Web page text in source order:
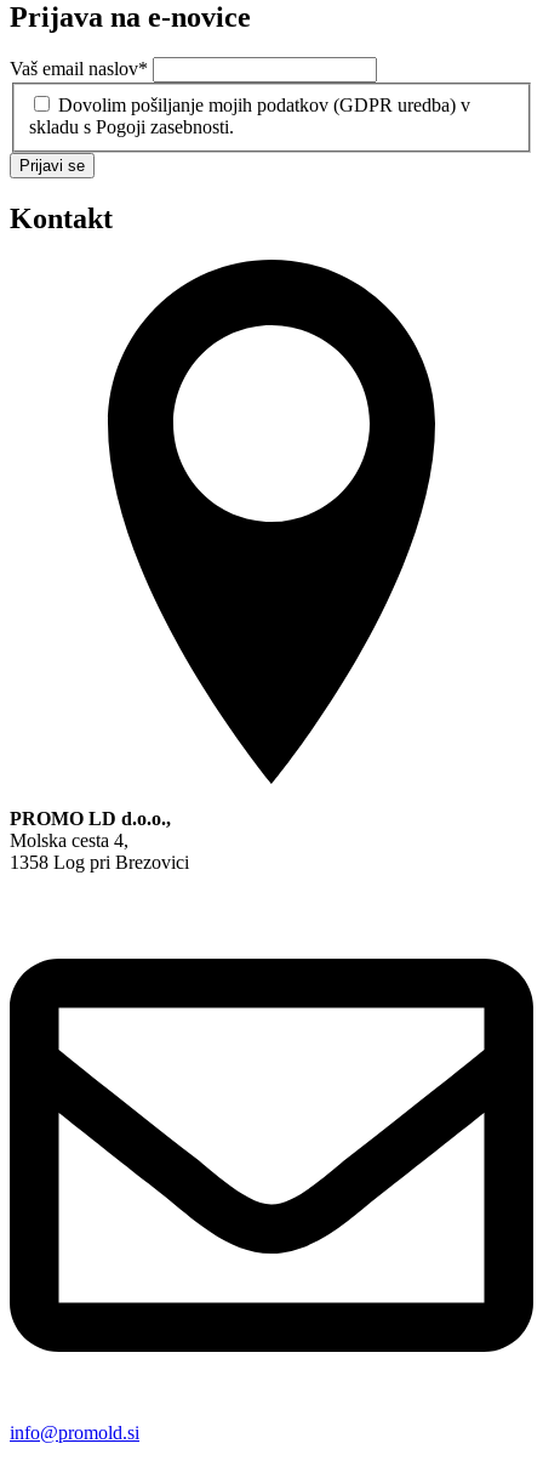
Prijava na e-novice
Vaš email naslov*
Dovolim pošiljanje mojih podatkov (GDPR uredba) v
skladu s Pogoji zasebnosti.
Prijavi se
Kontakt
PROMO LD d.o.o.,
Molska cesta 4,
1358 Log pri Brezovici
info@promold.si